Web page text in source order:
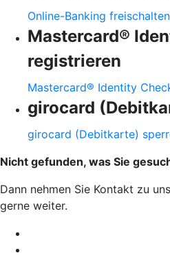
Online-Banking
Mastercard®
registrieren
Mastercard® Identity
girocard
girocard (Debitkarte)
Nicht gefunden, was Sie
Dann nehmen Sie Kontakt zu
gerne weiter.